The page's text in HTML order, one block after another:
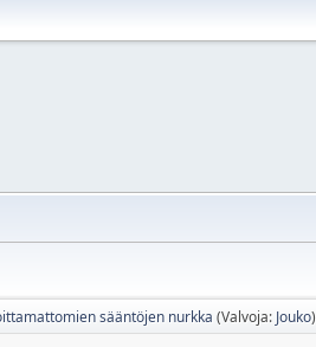
sääntöjen nurkka (Valvoja: Jouko)